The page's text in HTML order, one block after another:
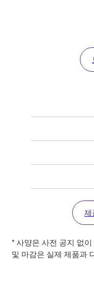
제
* 사양은 사전 공지 없
및 마감은 실제 제품과